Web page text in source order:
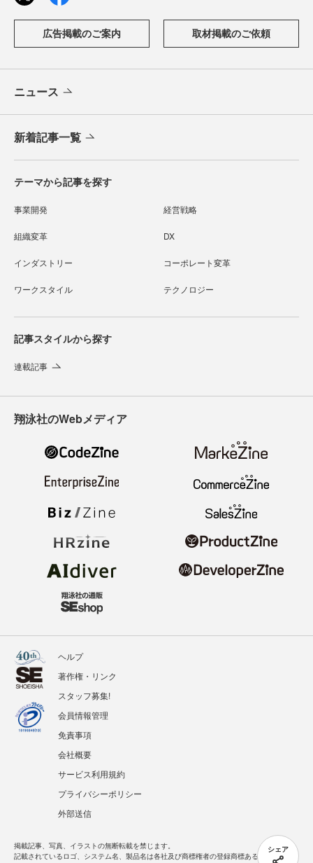
シェア
広告掲載のご案内 取材掲載のご依頼
ニュース
新着記事一覧
テーマから記事を探す
事業開発 経営戦略
組織変革 DX
インダストリー コーポレート変革
ワークスタイル テクノロジー
記事スタイルから探す
連載記事
翔泳社のWebメディア
ヘルプ
著作権・リンク
スタッフ募集!
会員情報管理
免責事項
会社概要
サービス利用規約
プライバシーポリシー
外部送信
掲載記事、写真、イラストの無断転載を禁じます。
記載されているロゴ、システム名、製品名は各社及び商標権者の登録商標あるいは商標で